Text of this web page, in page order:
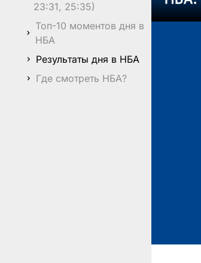
23:31, 25:35)
Топ-10 моментов дня в
НБА
Результаты дня в НБА
Где смотреть НБА?